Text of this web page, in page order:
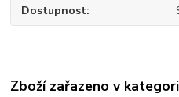
Dostupnost
Zboží zařazeno v